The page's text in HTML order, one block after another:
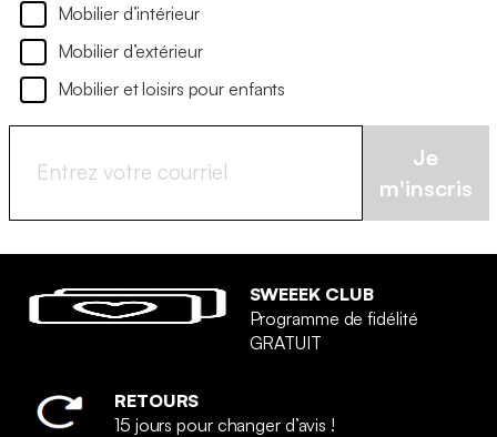
Mobilier d’intérieur
Mobilier d’extérieur
Mobilier et loisirs pour enfants
Je
m'inscris
SWEEEK CLUB
Programme de fidélité
GRATUIT
RETOURS
15 jours pour changer d’avis !